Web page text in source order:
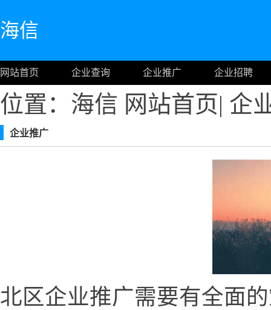
海信
网站首页 企业查询 企业推广 企业招聘
位置：海信 网站首页| 企
企业推广
北区企业推广需要有全面